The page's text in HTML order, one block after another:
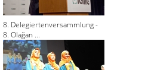
8. Delegiertenversammlung -
8. Olağan ...